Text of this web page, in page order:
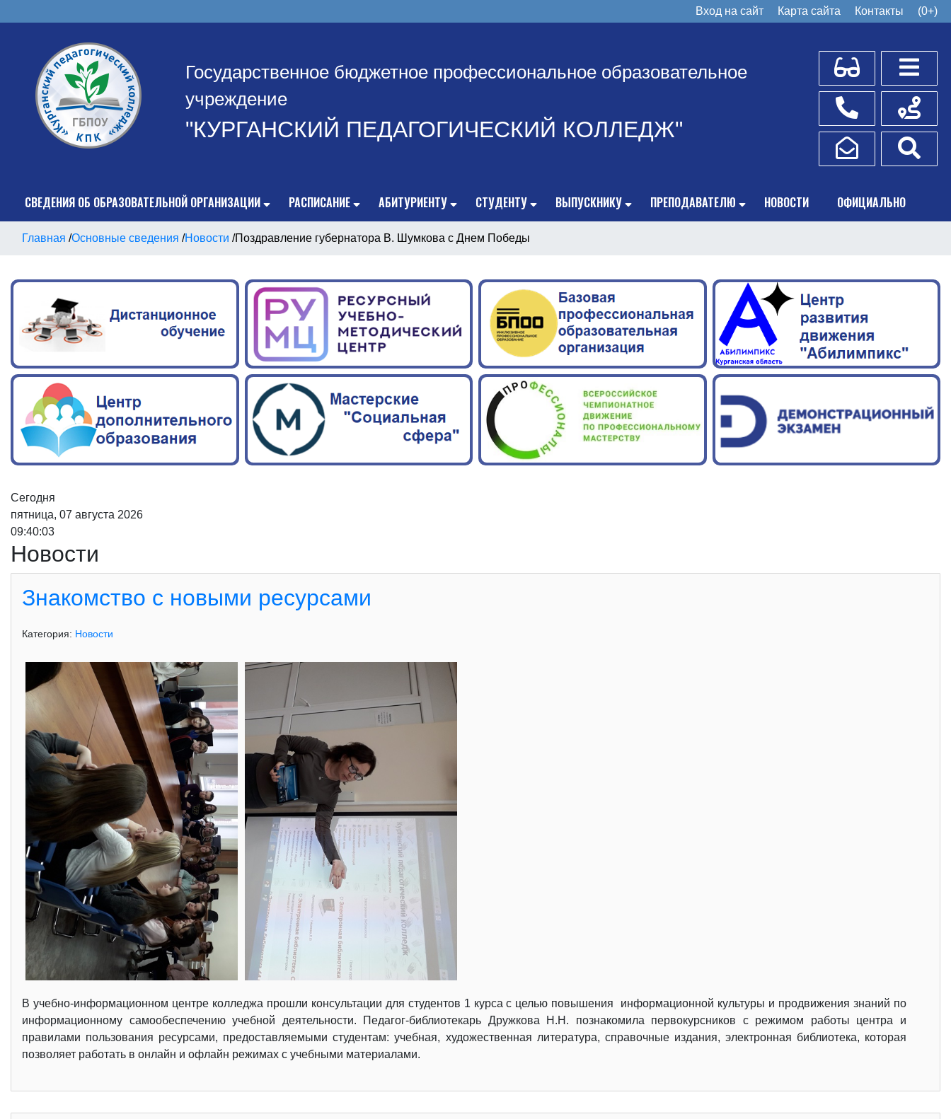
Вход на сайт Карта сайта Контакты (0+)
Государственное бюджетное профессиональное образовательное
учреждение
"КУРГАНСКИЙ ПЕДАГОГИЧЕСКИЙ КОЛЛЕДЖ"
Для слабовидящих
Телефоны
Написать обращение
Схема
СВЕДЕНИЯ ОБ ОБРАЗОВАТЕЛЬНОЙ ОРГАНИЗАЦИИ РАСПИСАНИЕ АБИТУРИЕНТУ СТУДЕНТУ ВЫПУСКНИКУ ПРЕПОДАВАТЕЛЮ НОВОСТИ ОФИЦИАЛЬНО
Главная /Основные сведения /Новости /Поздравление губернатора В. Шумкова с Днем Победы
Сегодня
пятница, 07 августа 2026
09:40:04
Новости
Знакомство с новыми ресурсами
Категория: Новости
В учебно-информационном центре колледжа прошли консультации для студентов 1 курса с целью повышения информационной культуры и продвижения знаний по
информационному самообеспечению учебной деятельности. Педагог-библиотекарь Дружкова Н.Н. познакомила первокурсников с режимом работы центра и
правилами пользования ресурсами, предоставляемыми студентам: учебная, художественная литература, справочные издания, электронная библиотека, которая
позволяет работать в онлайн и офлайн режимах с учебными материалами.